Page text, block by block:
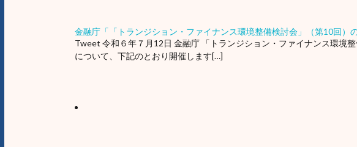
金融庁「「トランジション・ファイナンス環境整備検討会」（第10回）
Tweet 令和６年７月12日 金融庁 「トランジション・ファイナンス環境
について、下記のとおり開催します[…]